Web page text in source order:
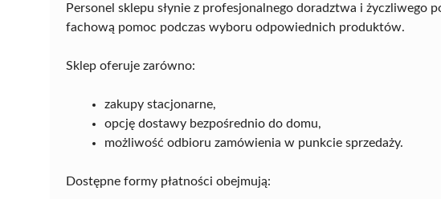
Personel sklepu słynie z profesjonalnego doradztwa i życzliwego
fachową pomoc podczas wyboru odpowiednich produktów.
Sklep oferuje zarówno:
zakupy stacjonarne,
opcję dostawy bezpośrednio do domu,
możliwość odbioru zamówienia w punkcie sprzedaży.
Dostępne formy płatności obejmują: